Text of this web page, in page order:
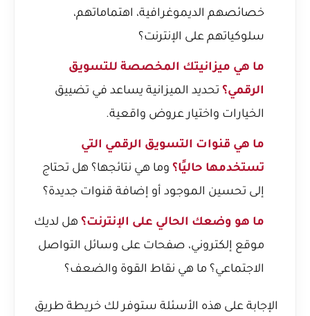
خصائصهم الديموغرافية، اهتماماتهم،
سلوكياتهم على الإنترنت؟
ما هي ميزانيتك المخصصة للتسويق
الرقمي؟ تحديد الميزانية يساعد في تضييق
الخيارات واختيار عروض واقعية.
ما هي قنوات التسويق الرقمي التي
تستخدمها حاليًا؟ وما هي نتائجها؟ هل تحتاج
إلى تحسين الموجود أو إضافة قنوات جديدة؟
ما هو وضعك الحالي على الإنترنت؟ هل لديك
موقع إلكتروني، صفحات على وسائل التواصل
الاجتماعي؟ ما هي نقاط القوة والضعف؟
الإجابة على هذه الأسئلة ستوفر لك خريطة طريق